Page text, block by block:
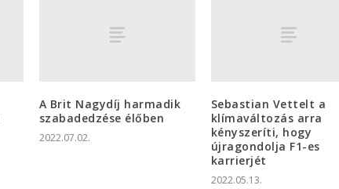
A Brit Nagydíj harmadik
szabadedzése élőben
2022.07.02.
Sebastian Vettelt a
klímaváltozás arra
kényszeríti, hogy
újragondolja F1-es
karrierjét
2022.05.13.